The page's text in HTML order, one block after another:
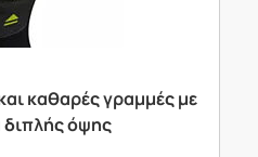
καθαρές γραμμές με
διπλής όψης